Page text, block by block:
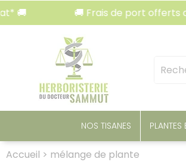
🚚 Frais de port offerts dès 60€
Mots
clés
NOS TISANES PLANTES
Accueil > mélange de plante
Panneau de gestion des cookies